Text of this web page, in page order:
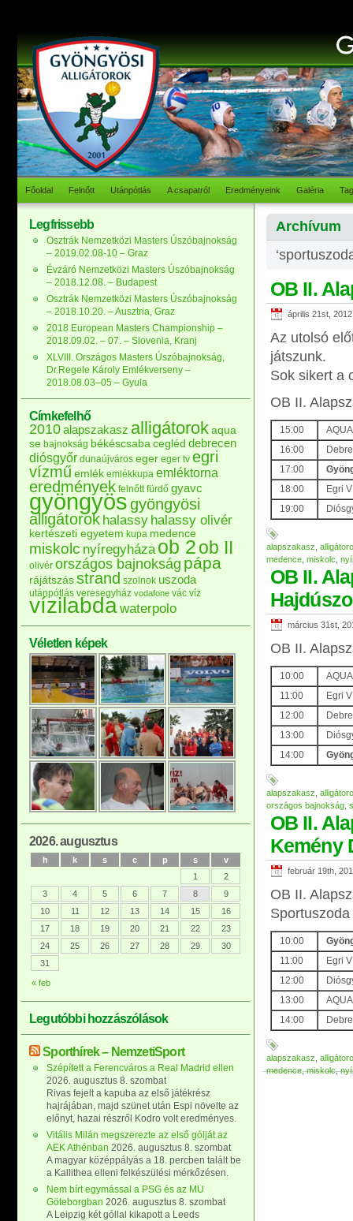
Főoldal Felnőtt Utánpótlás A csapatról Eredményeink Galéria
Archívum
OB II.
április 21st, 2012
Az utolsó
játszunk.
Sok sikert a
OB II.
15:00
16:00
17:00
18:00
Egri
19:00
alapszakasz
medence miskolc
OB II.
március 31st,
OB II.
10:00
11:00
Egri
12:00
13:00
14:00
alapszakasz
országos bajnokság
OB II.
Kemény
február 19th,
OB II.
Sportuszoda
10:00
11:00
Egri
12:00
13:00
14:00
alapszakasz
medence,miskolc,
Legfrissebb
Osztrák Nemzetközi Masters Úszóbajnokság
– 2019.02.08-10 – Graz
Évzáró Nemzetközi Masters Úszóbajnokság
– 2018.12.08. – Budapest
Osztrák Nemzetközi Masters Úszóbajnokság
– 2018.10.20. – Ausztria, Graz
2018 European Masters Championship –
2018.09.02. – 07. – Slovenia, Kranj
XLVIII. Országos Masters Úszóbajnokság,
Dr.Regele Károly Emlékverseny –
2018.08.03–05 – Gyula
Címkefelhő
2010alapszakasz alligátorokaqua
se bajnokság békéscsaba cegléd debrecen
diósgyőr dunaújváros eger eger tv egri
vízműemlék emlékkupa emléktorna
eredmények felnőtt fürdő gyavc
gyöngyösgyöngyösi
alligátorok halassy halassy olivér
kertészeti egyetem kupa medence
miskolc nyíregyháza ob 2ob II
olivér országos bajnokság pápa
rájátszás strand szolnok uszoda
utánpótlás veresegyház vodafone vác víz
vízilabdawaterpolo
Véletlen képek
2026. augusztus
h k s c p s v
« feb
1
2
3
4 5 6 7 8
9
10
11 12 13 14 15
16
17
18 19 20 21 22
23
24
25 26 27 28 29
30
31
Legutóbbi hozzászólások
Sporthírek – NemzetiSport
Szépített a Ferencváros a Real Madrid ellen
2026. augusztus 8. szombat
Rivas fejelt a kapuba az első játékrész
hajrájában, majd szünet után Espi növelte az
előnyt, hazai részről Kodro volt eredményes.
Vitális Milán megszerezte az első gólját az
AEK Athénban 2026. augusztus 8. szombat
A magyar középpályás a 18. percben talált be
a Kallithea elleni felkészülési mérkőzésen.
Nem bírt egymással a PSG és az MU
Göteborgban 2026. augusztus 8. szombat
A Leipzig két góllal kikapott a Leeds